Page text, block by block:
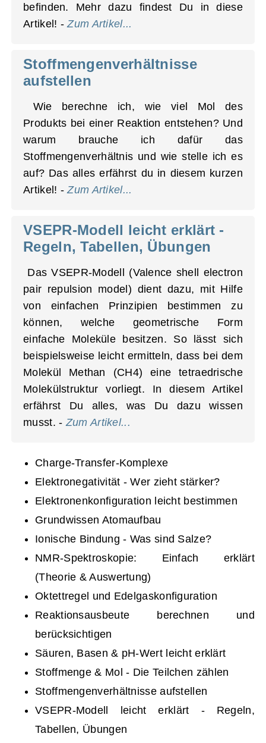
befinden. Mehr dazu findest Du in diese
Artikel! -Zum Artikel...
Stoffmengen­verhältnisse
aufstellen
Wie berechne ich, wie viel Mol des
Produkts bei einer Reaktion entstehen? Und
warum brauche ich dafür das
Stoffmengenverhältnis und wie stelle ich es
auf? Das alles erfährst du in diesem kurzen
Artikel! -Zum Artikel...
VSEPR-Modell leicht erklärt -
Regeln, Tabellen, Übungen
Das VSEPR-Modell (Valence shell electron
pair repulsion model) dient dazu, mit Hilfe
von einfachen Prinzipien bestimmen zu
können, welche geometrische Form
einfache Moleküle besitzen. So lässt sich
beispielsweise leicht ermitteln, dass bei dem
Molekül Methan (CH4) eine tetraedrische
Molekülstruktur vorliegt. In diesem Artikel
erfährst Du alles, was Du dazu wissen
musst. - Zum Artikel...
Charge-Transfer-Komplexe
Elektronegativität - Wer zieht stärker?
Elektronenkonfiguration leicht bestimmen
Grundwissen Atomaufbau
Ionische Bindung - Was sind Salze?
NMR-Spektroskopie: Einfach erklärt
(Theorie & Auswertung)
Oktettregel und Edelgaskonfiguration
Reaktionsausbeute berechnen und
berücksichtigen
Säuren, Basen & pH-Wert leicht erklärt
Stoffmenge & Mol - Die Teilchen zählen
Stoffmengen­verhältnisse aufstellen
VSEPR-Modell leicht erklärt - Regeln,
Tabellen, Übungen